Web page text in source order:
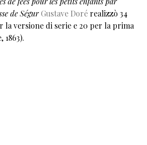
de SégurGustave Doré realizzò 34
la versione di serie e 20 per la prima
1863).